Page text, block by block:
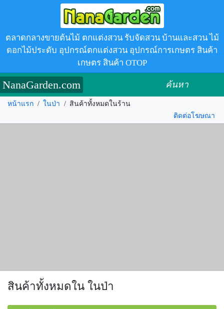
ตลาดกลางขายต้นไม้ ตกแต่งสวน รับจัดสวน บ้านและสวน ไม้
ดอกไม้ประดับ อุปกรณ์ตกแต่งสวน อุปกรณ์การเกษตร สินค้า
เกษตร สินค้า OTOP
NanaGarden.com ค้นหา
หน้าแรก / ในป่า / สินค้าทั้งหมดในร้าน
ติดต่อโฆษณา
สินค้าทั้งหมดใน ในป่า